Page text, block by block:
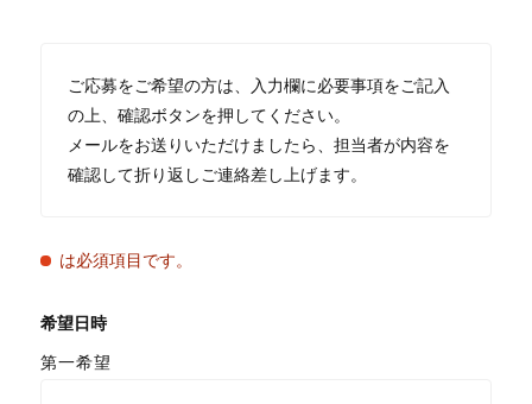
ご応募をご希望の方は、入力欄に必要事項をご記入
の上、確認ボタンを押してください。
メールをお送りいただけましたら、担当者が内容を
確認して折り返しご連絡差し上げます。
は必須項目です。
希望日時
第一希望